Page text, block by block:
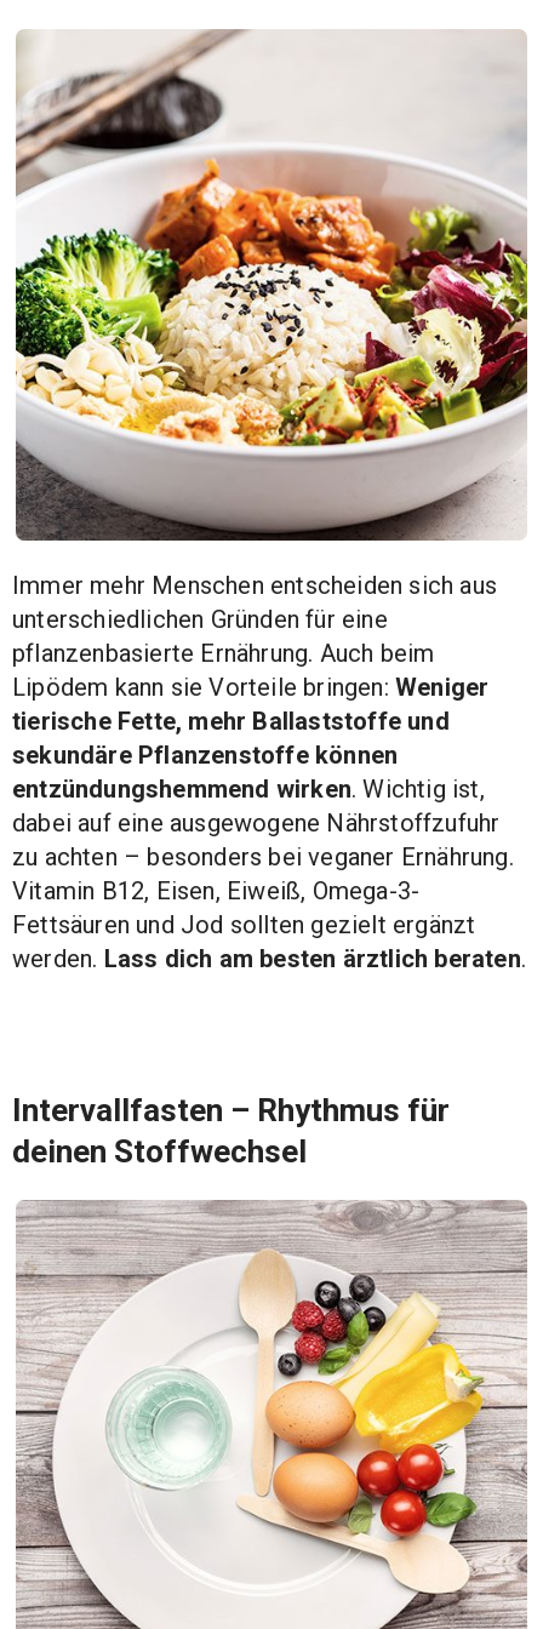
Immer mehr Menschen entscheiden sich aus
unterschiedlichen Gründen für eine
pflanzenbasierte Ernährung. Auch beim
Lipödem kann sie Vorteile bringen:Weniger
tierische Fette, mehr Ballaststoffe und
sekundäre Pflanzenstoffe können
entzündungshemmend wirken. Wichtig ist,
dabei auf eine ausgewogene Nährstoffzufuhr
zu achten – besonders bei veganer Ernährung.
Vitamin B12, Eisen, Eiweiß, Omega-3-
Fettsäuren und Jod sollten gezielt ergänzt
werden. Lass dich am besten ärztlich beraten.
Intervallfasten – Rhythmus für
deinen Stoffwechsel